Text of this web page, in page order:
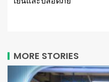
MORE STORIES